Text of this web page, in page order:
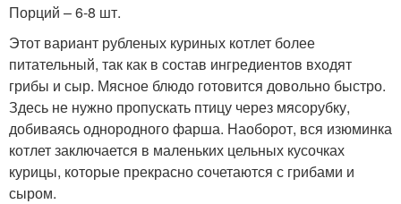
Порций – 6-8 шт.
Этот вариант рубленых куриных котлет более
питательный, так как в состав ингредиентов входят
грибы и сыр. Мясное блюдо готовится довольно быстро.
Здесь не нужно пропускать птицу через мясорубку,
добиваясь однородного фарша. Наоборот, вся изюминка
котлет заключается в маленьких цельных кусочках
курицы, которые прекрасно сочетаются с грибами и
сыром.